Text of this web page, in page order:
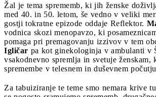
Žal je tema sprememb, ki jih ženske
med 40. in 50. letom, še vedno v veliki
gostji tokratne epizode oddaje Reflektor.
vodnica skozi menopavzo, ki
pomaga pri premagovanju izzivov v tem
Igličar pa kot ginekologinja v ambulanti v
vsakodnevno spremlja in svetuje ženskam,
spremembe v telesnem in duševnem
Za tabuiziranje te teme smo nemara krive